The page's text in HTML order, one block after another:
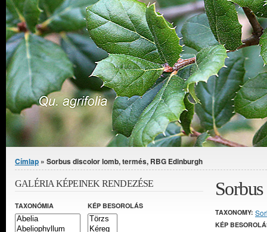
Jelenlegi hely
Címlap » Sorbus discolor lomb, termés, RBG Edinburgh
TAXONOMY:
KÉP
GALÉRIA KÉPEINEK RENDEZÉSE
TAXONÓMIA KÉP BESOROLÁS